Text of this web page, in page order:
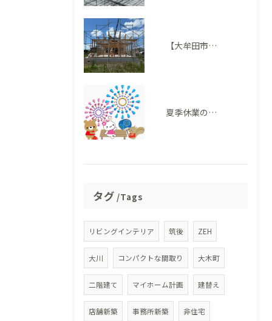
【大牟田市 T様邸】上棟を迎えました！いよいよ住まいの形が見えてきました
夏季休業のお知らせ
タグ Tags
リビングインテリア 筑後 ZEH
大川 コンパクトな間取り 大木町
二階建て マイホーム計画 建替え
店舗新築 事務所新築 非住宅